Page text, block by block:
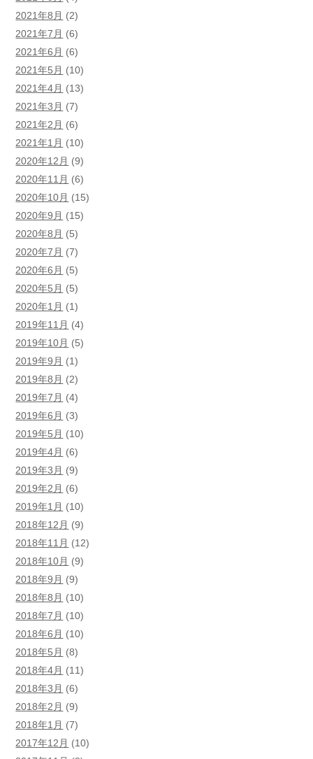
2021年8月 (2)
2021年7月 (6)
2021年6月 (6)
2021年5月 (10)
2021年4月 (13)
2021年3月 (7)
2021年2月 (6)
2021年1月 (10)
2020年12月 (9)
2020年11月 (6)
2020年10月 (15)
2020年9月 (15)
2020年8月 (5)
2020年7月 (7)
2020年6月 (5)
2020年5月 (5)
2020年1月 (1)
2019年11月 (4)
2019年10月 (5)
2019年9月 (1)
2019年8月 (2)
2019年7月 (4)
2019年6月 (3)
2019年5月 (10)
2019年4月 (6)
2019年3月 (9)
2019年2月 (6)
2019年1月 (10)
2018年12月 (9)
2018年11月 (12)
2018年10月 (9)
2018年9月 (9)
2018年8月 (10)
2018年7月 (10)
2018年6月 (10)
2018年5月 (8)
2018年4月 (11)
2018年3月 (6)
2018年2月 (9)
2018年1月 (7)
2017年12月 (10)